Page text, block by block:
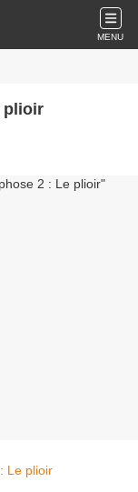
MENU
plioir